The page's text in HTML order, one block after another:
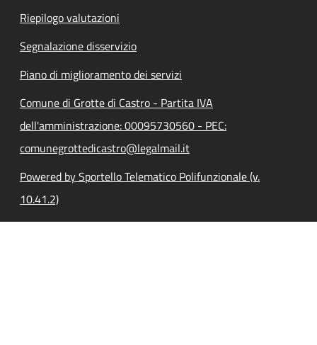
Riepilogo valutazioni
Segnalazione disservizio
Piano di miglioramento dei servizi
Comune di Grotte di Castro - Partita IVA
dell'amministrazione: 00095730560 - PEC:
comunegrottedicastro@legalmail.it
Powered by Sportello Telematico Polifunzionale (v.
10.41.2)